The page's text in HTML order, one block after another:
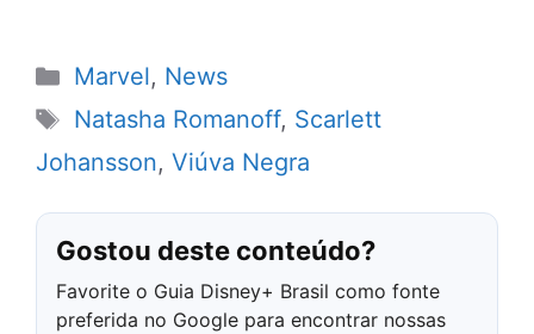
Categorias
Marvel, News
Tags
Natasha Romanoff, Scarlett
Johansson, Viúva Negra
Gostou deste conteúdo?
Favorite o Guia Disney+ Brasil como fonte
preferida no Google para encontrar nossas